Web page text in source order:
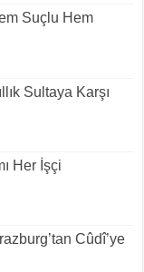
Suçlu Hem
Sultaya Karşı
Her İşçi
Cûdî’ye